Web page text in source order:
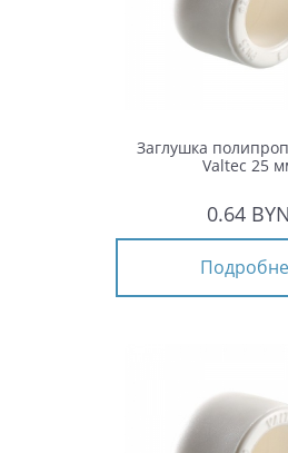
Заглушка
Valtec 25
0.64 BYN